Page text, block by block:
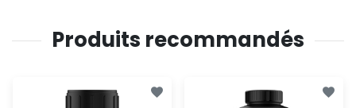
Produits recommandés